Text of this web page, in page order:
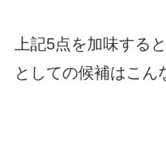
上記5点を加味する
としての候補はこん